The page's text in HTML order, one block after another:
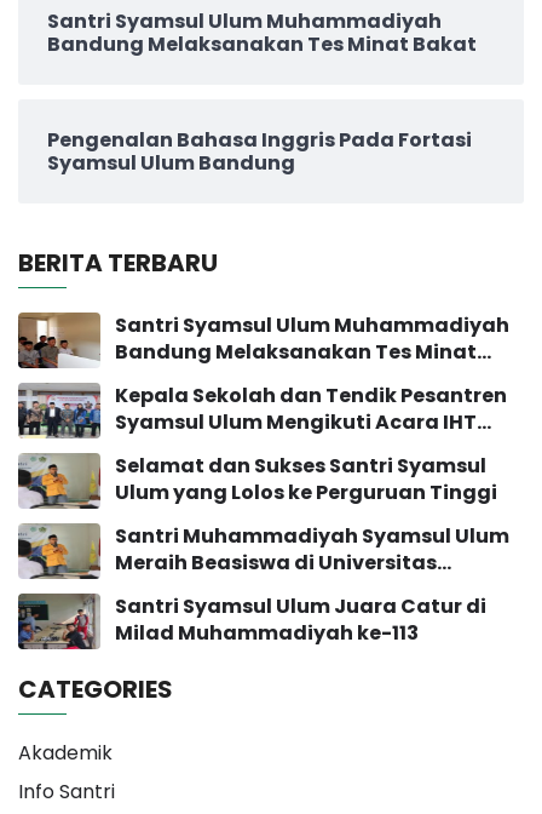
Santri Syamsul Ulum Muhammadiyah
Bandung Melaksanakan Tes Minat Bakat
Pengenalan Bahasa Inggris Pada Fortasi
Syamsul Ulum Bandung
BERITA TERBARU
Santri Syamsul Ulum Muhammadiyah
Bandung Melaksanakan Tes Minat
Kepala Sekolah dan Tendik Pesantren
Syamsul Ulum Mengikuti Acara IHT
Selamat dan Sukses Santri Syamsul
Ulum yang Lolos ke Perguruan Tinggi
Santri Muhammadiyah Syamsul Ulum
Meraih Beasiswa di Universitas
Santri Syamsul Ulum Juara Catur di
Milad Muhammadiyah ke-113
CATEGORIES
Akademik
Info Santri